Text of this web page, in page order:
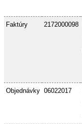
Faktúry 2172000098
Objednávky 06022017